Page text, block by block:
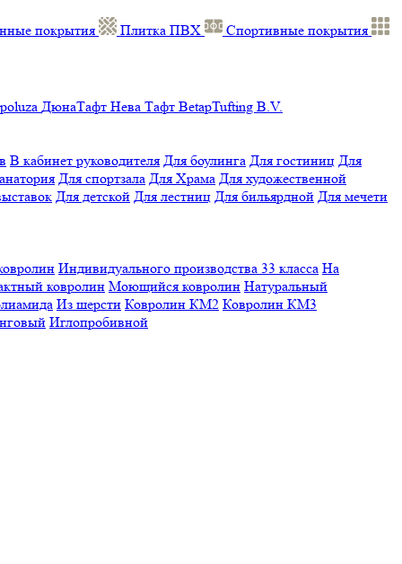
покрытия Плитка ПВХ
Спортивные покрытия
ДюнаТафт Нева Тафт BetapTufting B.V.
В кабинет руководителя Для боулинга Для гостиниц Для
Для спортзала Для Храма Для художественной
Для детской Для лестниц Для бильярдной Для мечети
Индивидуального производства 33 класса На
ковролин Моющийся ковролин Натуральный
Из шерсти Ковролин КМ2 Ковролин КМ3
Иглопробивной